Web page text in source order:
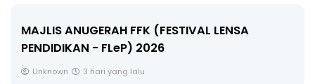
🔴 [LIVE] MATEMATIK SR, WANG TAHUN 6 OLEH
CIKGU ANITA #ALLINONE #141 #...